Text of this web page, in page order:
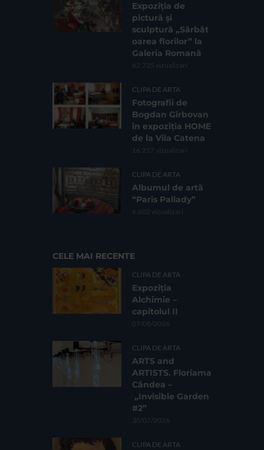
Expoziția de
pictură și
sculptură „Sărbăt
oarea florilor” la
Galeria Romană
62.735 vizualizari
CLIPA DE ARTA
Fotografii de
Bogdan Gîrbovan
în expoziția HOME
de la Vila Catena
16.217 vizualizari
CLIPA DE ARTA
Albumul de artă
“Paris Pallady”
6.602 vizualizari
CELE MAI RECENTE
CLIPA DE ARTA
Expoziția
Alchimie –
capitolul II
07/08/2026
CLIPA DE ARTA
ARTS and
ARTISTS. Floriama
Cândea –
„Invisible Garden
#2”
30/07/2026
CLIPA DE ARTA